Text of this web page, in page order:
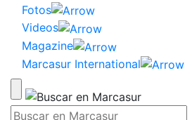
Fotos
Videos
Magazine
Marcasur International